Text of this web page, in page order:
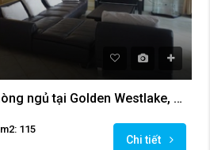
Cho thuê căn hộ 2 phòng ngủ tại Golden Westlake, giá rẻ
m2: 115
Chi tiết